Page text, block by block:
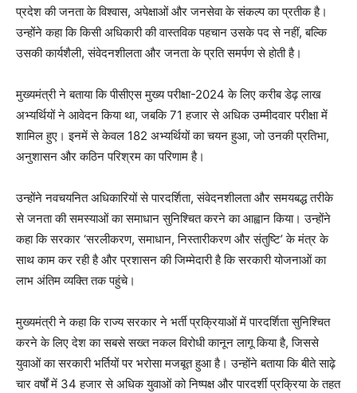
प्रदेश की जनता के विश्वास, अपेक्षाओं और जनसेवा के संकल्प का प्रतीक है।
उन्होंने कहा कि किसी अधिकारी की वास्तविक पहचान उसके पद से नहीं, बल्कि
उसकी कार्यशैली, संवेदनशीलता और जनता के प्रति समर्पण से होती है।
मुख्यमंत्री ने बताया कि पीसीएस मुख्य परीक्षा-2024 के लिए करीब डेढ़ लाख
अभ्यर्थियों ने आवेदन किया था, जबकि 71 हजार से अधिक उम्मीदवार परीक्षा में
शामिल हुए। इनमें से केवल 182 अभ्यर्थियों का चयन हुआ, जो उनकी प्रतिभा,
अनुशासन और कठिन परिश्रम का परिणाम है।
उन्होंने नवचयनित अधिकारियों से पारदर्शिता, संवेदनशीलता और समयबद्ध तरीके
से जनता की समस्याओं का समाधान सुनिश्चित करने का आह्वान किया। उन्होंने
कहा कि सरकार ‘सरलीकरण, समाधान, निस्तारीकरण और संतुष्टि’ के मंत्र के
साथ काम कर रही है और प्रशासन की जिम्मेदारी है कि सरकारी योजनाओं का
लाभ अंतिम व्यक्ति तक पहुंचे।
मुख्यमंत्री ने कहा कि राज्य सरकार ने भर्ती प्रक्रियाओं में पारदर्शिता सुनिश्चित
करने के लिए देश का सबसे सख्त नकल विरोधी कानून लागू किया है, जिससे
युवाओं का सरकारी भर्तियों पर भरोसा मजबूत हुआ है। उन्होंने बताया कि बीते साढ़े
चार वर्षों में 34 हजार से अधिक युवाओं को निष्पक्ष और पारदर्शी प्रक्रिया के तहत